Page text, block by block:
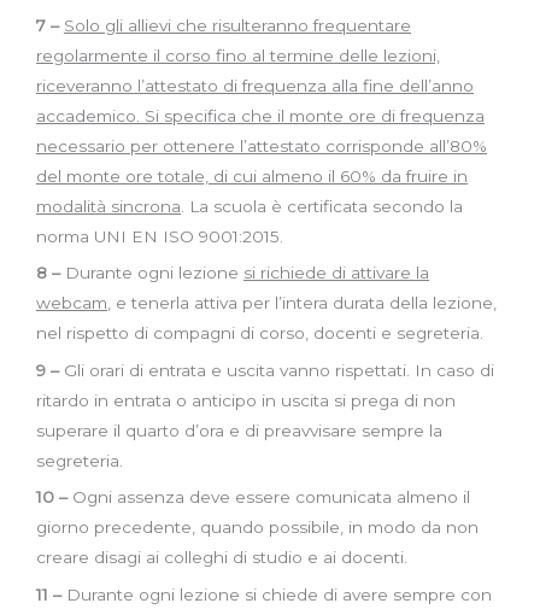
7 – Solo gli allievi che risulteranno frequentare
regolarmente il corso fino al termine delle lezioni,
riceveranno l’attestato di frequenza alla fine dell’anno
accademico. Si specifica che il monte ore di frequenza
necessario per ottenere l’attestato corrisponde all’80%
del monte ore totale, di cui almeno il 60% da fruire in
modalità sincrona . La scuola è certificata secondo la
norma UNI EN ISO 9001:2015.
8 – Durante ogni lezione si richiede di attivare la
webcam, e tenerla attiva per l’intera durata della lezione,
nel rispetto di compagni di corso, docenti e segreteria.
9 – Gli orari di entrata e uscita vanno rispettati. In caso di
ritardo in entrata o anticipo in uscita si prega di non
superare il quarto d’ora e di preavvisare sempre la
segreteria.
10 – Ogni assenza deve essere comunicata almeno il
giorno precedente, quando possibile, in modo da non
creare disagi ai colleghi di studio e ai docenti.
11 – Durante ogni lezione si chiede di avere sempre con